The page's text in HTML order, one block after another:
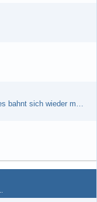
Erstes TTSC Rennen im neuen Jahr und es bahnt sich wieder mal eine Rekordteilnehmerzahl an